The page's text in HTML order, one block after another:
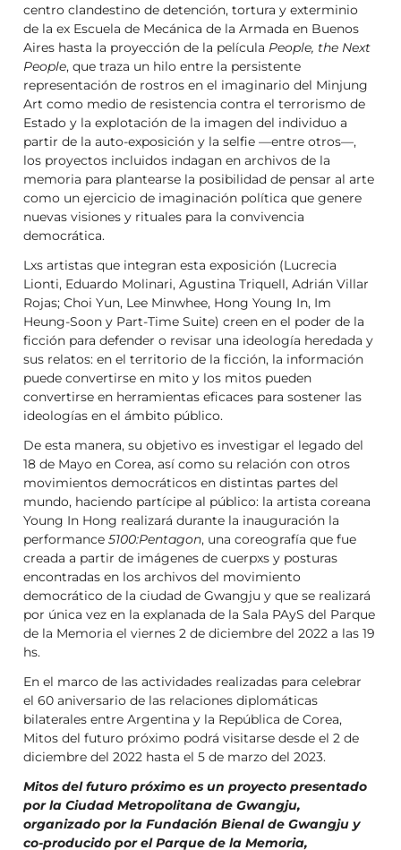
centro clandestino de detención, tortura y exterminio
de la ex Escuela de Mecánica de la Armada en Buenos
Aires hasta la proyección de la película People, the Next
People, que traza un hilo entre la persistente
representación de rostros en el imaginario del Minjung
Art como medio de resistencia contra el terrorismo de
Estado y la explotación de la imagen del individuo a
partir de la auto-exposición y la selfie —entre otros—,
los proyectos incluidos indagan en archivos de la
memoria para plantearse la posibilidad de pensar al arte
como un ejercicio de imaginación política que genere
nuevas visiones y rituales para la convivencia
democrática.
Lxs artistas que integran esta exposición (Lucrecia
Lionti, Eduardo Molinari, Agustina Triquell, Adrián Villar
Rojas; Choi Yun, Lee Minwhee, Hong Young In, Im
Heung-Soon y Part-Time Suite) creen en el poder de la
ficción para defender o revisar una ideología heredada y
sus relatos: en el territorio de la ficción, la información
puede convertirse en mito y los mitos pueden
convertirse en herramientas eficaces para sostener las
ideologías en el ámbito público.
De esta manera, su objetivo es investigar el legado del
18 de Mayo en Corea, así como su relación con otros
movimientos democráticos en distintas partes del
mundo, haciendo partícipe al público: la artista coreana
Young In Hong realizará durante la inauguración la
performance 5100:Pentagon, una coreografía que fue
creada a partir de imágenes de cuerpxs y posturas
encontradas en los archivos del movimiento
democrático de la ciudad de Gwangju y que se realizará
por única vez en la explanada de la Sala PAyS del Parque
de la Memoria el viernes 2 de diciembre del 2022 a las 19
hs.
En el marco de las actividades realizadas para celebrar
el 60 aniversario de las relaciones diplomáticas
bilaterales entre Argentina y la República de Corea,
Mitos del futuro próximo podrá visitarse desde el 2 de
diciembre del 2022 hasta el 5 de marzo del 2023.
Mitos del futuro próximo es un proyecto presentado
por la Ciudad Metropolitana de Gwangju,
organizado por la Fundación Bienal de Gwangju y
co-producido por el Parque de la Memoria,